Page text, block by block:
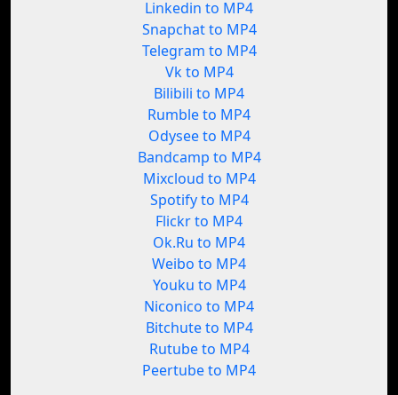
Linkedin to MP4
Snapchat to MP4
Telegram to MP4
Vk to MP4
Bilibili to MP4
Rumble to MP4
Odysee to MP4
Bandcamp to MP4
Mixcloud to MP4
Spotify to MP4
Flickr to MP4
Ok.Ru to MP4
Weibo to MP4
Youku to MP4
Niconico to MP4
Bitchute to MP4
Rutube to MP4
Peertube to MP4